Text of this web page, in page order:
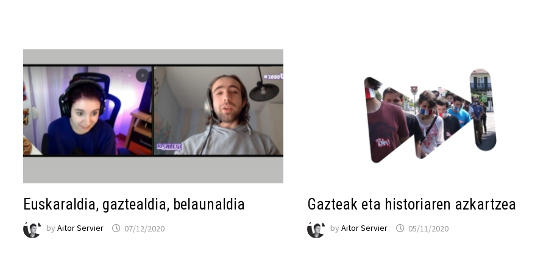
Euskaraldia, gaztealdia, belaunaldia
byAitor Servier 07/12/2020
Gazteak eta historiaren azkartzea
by Aitor Servier 05/11/2020